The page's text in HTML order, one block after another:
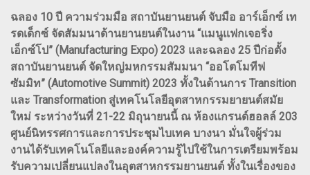
ฉลอง 10 ปี ความร่วมมือ สถาบันยานยนต์ จับมือ อาร์เอ็กซ์ เท
รดเด็กซ์ จัดสัมมนาด้านยานยนต์ในงาน “แมนูแฟกเจอริ่ง
เอ็กซ์โป” (Manufacturing Expo) 2023 และฉลอง 25 ปีก่อตั้ง
สถาบันยานยนต์ จัดใหญ่มหกรรมสัมมนา “ออโตโมทีฟ
ซัมมิท” (Automotive Summit) 2023 ทั้งในด้านการ Transition
และ Transformation สู่เทคโนโลยีอุตสาหกรรมยายนต์สมัย
ใหม่ ระหว่างวันที่ 21-22 มิถุนายนนี้ ณ ห้องแกรนด์ฮอลล์ 203
ศูนย์นิทรรศการและการประชุมไบเทค บางนา มั่นใจผู้ร่วม
งานได้รับเทคโนโลยีและองค์ความรู้ไปใช้ในการเตรียมพร้อม
รับความเปลี่ยนแปลงในอุตสาหกรรมยานยนต์ ทั้งในเรื่องของ